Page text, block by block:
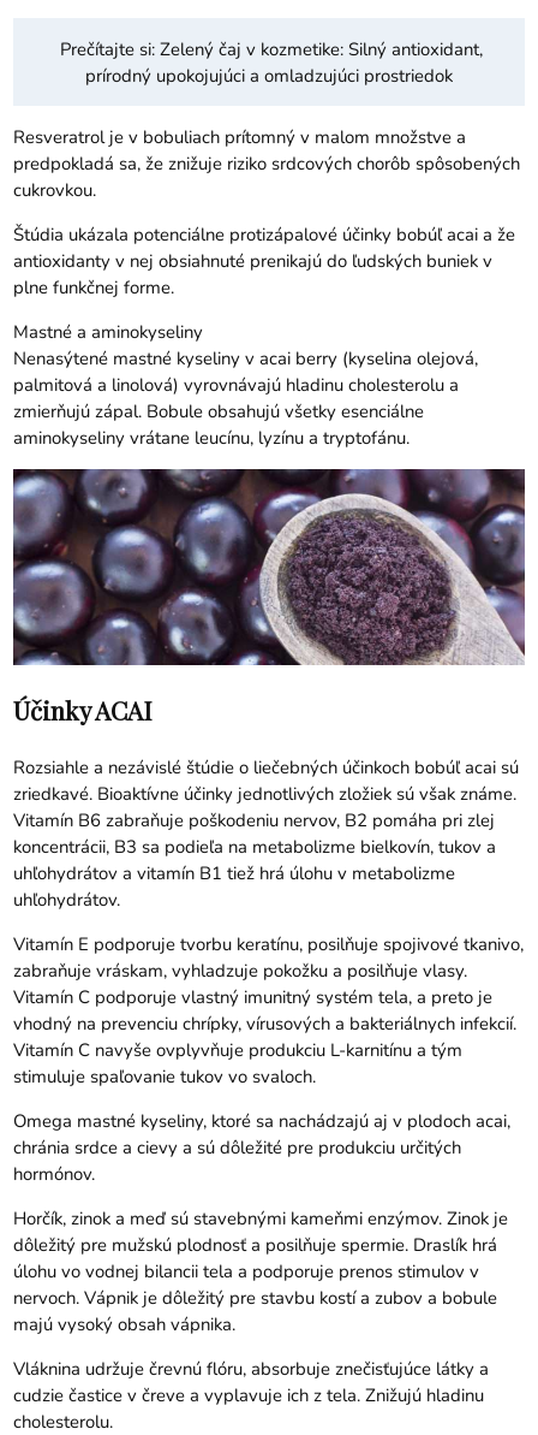
Prečítajte si: Zelený čaj v kozmetike: Silný antioxidant,
prírodný upokojujúci a omladzujúci prostriedok
Resveratrol je v bobuliach prítomný v malom množstve a
predpokladá sa, že znižuje riziko srdcových chorôb spôsobených
cukrovkou.
Štúdia ukázala potenciálne protizápalové účinky bobúľ acai a že
antioxidanty v nej obsiahnuté prenikajú do ľudských buniek v
plne funkčnej forme.
Mastné a aminokyseliny
Nenasýtené mastné kyseliny v acai berry (kyselina olejová,
palmitová a linolová) vyrovnávajú hladinu cholesterolu a
zmierňujú zápal. Bobule obsahujú všetky esenciálne
aminokyseliny vrátane leucínu, lyzínu a tryptofánu.
Účinky ACAI
Rozsiahle a nezávislé štúdie o liečebných účinkoch bobúľ acai sú
zriedkavé. Bioaktívne účinky jednotlivých zložiek sú však známe.
Vitamín B6 zabraňuje poškodeniu nervov, B2 pomáha pri zlej
koncentrácii, B3 sa podieľa na metabolizme bielkovín, tukov a
uhľohydrátov a vitamín B1 tiež hrá úlohu v metabolizme
uhľohydrátov.
Vitamín E podporuje tvorbu keratínu, posilňuje spojivové tkanivo,
zabraňuje vráskam, vyhladzuje pokožku a posilňuje vlasy.
Vitamín C podporuje vlastný imunitný systém tela, a preto je
vhodný na prevenciu chrípky, vírusových a bakteriálnych infekcií.
Vitamín C navyše ovplyvňuje produkciu L-karnitínu a tým
stimuluje spaľovanie tukov vo svaloch.
Omega mastné kyseliny, ktoré sa nachádzajú aj v plodoch acai,
chránia srdce a cievy a sú dôležité pre produkciu určitých
hormónov.
Horčík, zinok a meď sú stavebnými kameňmi enzýmov. Zinok je
dôležitý pre mužskú plodnosť a posilňuje spermie. Draslík hrá
úlohu vo vodnej bilancii tela a podporuje prenos stimulov v
nervoch. Vápnik je dôležitý pre stavbu kostí a zubov a bobule
majú vysoký obsah vápnika.
Vláknina udržuje črevnú flóru, absorbuje znečisťujúce látky a
cudzie častice v čreve a vyplavuje ich z tela. Znižujú hladinu
cholesterolu.